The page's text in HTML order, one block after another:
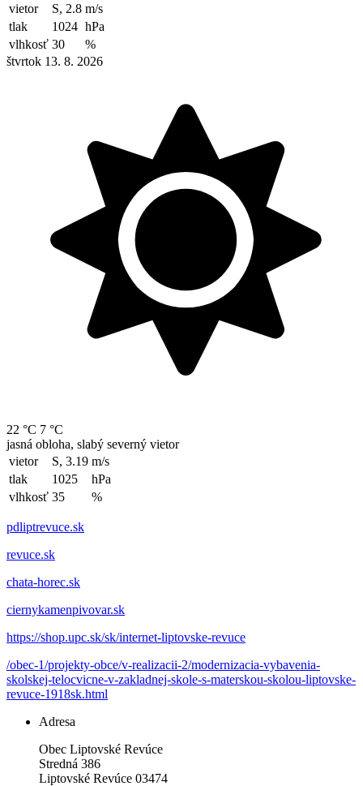
vietor
S, 2.8 m/s
tlak
1024 hPa
vlhkosť 30
%
štvrtok 13. 8. 2026
22 °C 7 °C
jasná obloha, slabý severný vietor
vietor
S, 3.19 m/s
tlak
1025
hPa
vlhkosť 35 %
pdliptrevuce.sk
revuce.sk
chata-horec.sk
ciernykamenpivovar.sk
https://shop.upc.sk/sk/internet-liptovske-revuce
/obec-1/projekty-obce/v-realizacii-2/modernizacia-vybavenia-
skolskej-telocvicne-v-zakladnej-skole-s-materskou-skolou-liptovske-
revuce-1918sk.html
Adresa
Obec Liptovské Revúce
Stredná 386
Liptovské Revúce 03474